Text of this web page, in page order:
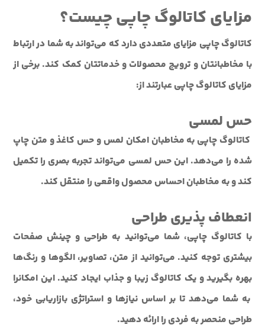
مزایای کاتالوگ چاپی چیست؟
کاتالوگ چاپی مزایای متعددی دارد که می‌تواند به شما در ارتباط
با مخاطبانتان و ترویج محصولات و خدماتتان کمک کند. برخی از
مزایای کاتالوگ چاپی عبارتند از:
حس لمسی
کاتالوگ چاپی به مخاطبان امکان لمس و حس کاغذ و متن چاپ
شده را می‌دهد. این حس لمسی می‌تواند تجربه بصری را تکمیل
کند و به مخاطبان احساس محصول واقعی را منتقل کند.
انعطاف پذیری طراحی
با کاتالوگ چاپی، شما می‌توانید به طراحی و چینش صفحات
بیشتری توجه کنید. می‌توانید از متن، تصاویر، الگوها و رنگ‌ها
بهره بگیرید و یک کاتالوگ زیبا و جذاب ایجاد کنید. این امکانرا
به شما می‌دهد تا بر اساس نیازها و استراتژی بازاریابی خود،
طراحی منحصر به فردی را ارائه دهید.